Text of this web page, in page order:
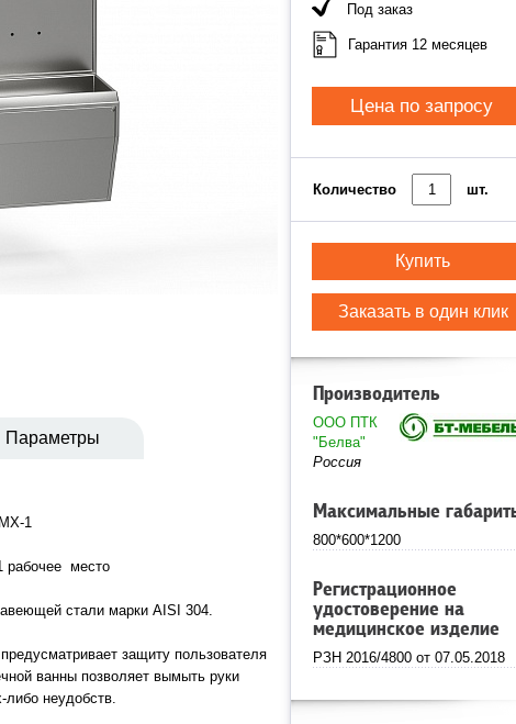
Параметры
1
рабочее место
стали марки AISI 304.
защиту пользователя
ванны позволяет вымыть руки
неудобств.
Под заказ
Гарантия 12 месяцев
Цена по запросу
Количество шт.
Купить
Заказать в один клик
Производитель
ООО ПТК
"Белва"
Россия
Максимальные
800*600*1200
Регистрационное
удостоверение на
медицинское изделие
РЗН 2016/4800 от 07.05.2018